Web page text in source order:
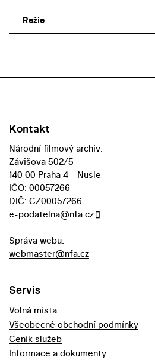
Režie
Kontakt
Národní filmový archiv:
Závišova 502/5
140 00 Praha 4 - Nusle
IČO: 00057266
DIČ: CZ00057266
e-podatelna@nfa.cz
Správa webu:
webmaster@nfa.cz
Servis
Volná místa
Všeobecné obchodní podmínky
Ceník služeb
Informace a dokumenty